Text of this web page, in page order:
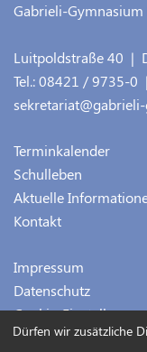
Gabrieli-Gymnasium
Luitpoldstraße 40 |
Tel.:08421 / 9735-0
Terminkalender
Schulleben
Aktuelle
Kontakt
Impressum
Datenschutz
Cookie-
Dürfen wir zusätzliche